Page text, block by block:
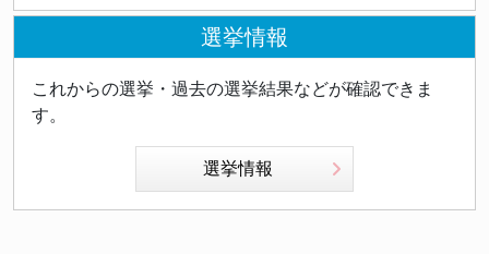
選挙情報
これからの選挙・過去の選挙結果などが確認できま
す。
選挙情報